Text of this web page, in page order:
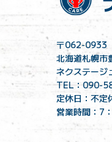
〒062-0933
北海道札幌
ネクステージ
TEL：090-
定休日：不定
営業時間：7